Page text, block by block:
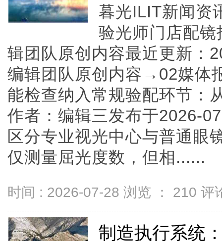
暮光ILIT新闻资
验光师门店配镜
辑团队原创内容最近更新：
编辑团队原创内容→02媒体
能检查纳入常规验配环节：
作者：编辑三发布于2026-
区分专业视光中心与普通眼
仅测量屈光度数，但相......
时间 : 2026-07-28 浏览 ： 210 评
制造执行系统